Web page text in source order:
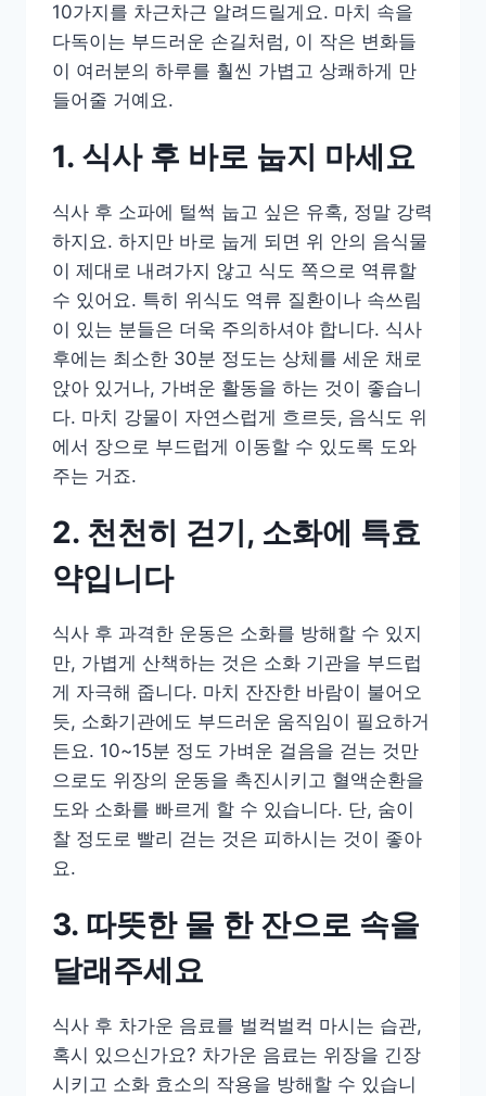
10가지를 차근차근 알려드릴게요. 마치 속을
다독이는 부드러운 손길처럼, 이 작은 변화들
이 여러분의 하루를 훨씬 가볍고 상쾌하게 만
들어줄 거예요.
1. 식사 후 바로 눕지 마세요
식사 후 소파에 털썩 눕고 싶은 유혹, 정말 강력
하지요. 하지만 바로 눕게 되면 위 안의 음식물
이 제대로 내려가지 않고 식도 쪽으로 역류할
수 있어요. 특히 위식도 역류 질환이나 속쓰림
이 있는 분들은 더욱 주의하셔야 합니다. 식사
후에는 최소한 30분 정도는 상체를 세운 채로
앉아 있거나, 가벼운 활동을 하는 것이 좋습니
다. 마치 강물이 자연스럽게 흐르듯, 음식도 위
에서 장으로 부드럽게 이동할 수 있도록 도와
주는 거죠.
2. 천천히 걷기, 소화에 특효
약입니다
식사 후 과격한 운동은 소화를 방해할 수 있지
만, 가볍게 산책하는 것은 소화 기관을 부드럽
게 자극해 줍니다. 마치 잔잔한 바람이 불어오
듯, 소화기관에도 부드러운 움직임이 필요하거
든요. 10~15분 정도 가벼운 걸음을 걷는 것만
으로도 위장의 운동을 촉진시키고 혈액순환을
도와 소화를 빠르게 할 수 있습니다. 단, 숨이
찰 정도로 빨리 걷는 것은 피하시는 것이 좋아
요.
3. 따뜻한 물 한 잔으로 속을
달래주세요
식사 후 차가운 음료를 벌컥벌컥 마시는 습관,
혹시 있으신가요? 차가운 음료는 위장을 긴장
시키고 소화 효소의 작용을 방해할 수 있습니